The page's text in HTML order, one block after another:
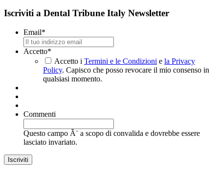
Iscriviti a Dental Tribune Italy Newsletter
Email*
Accetto*
Accetto i Termini e le Condizioni e la Privacy
Policy. Capisco che posso revocare il mio consenso in
qualsiasi momento.
Commenti
Questo campo Ã¨ a scopo di convalida e dovrebbe essere
lasciato invariato.